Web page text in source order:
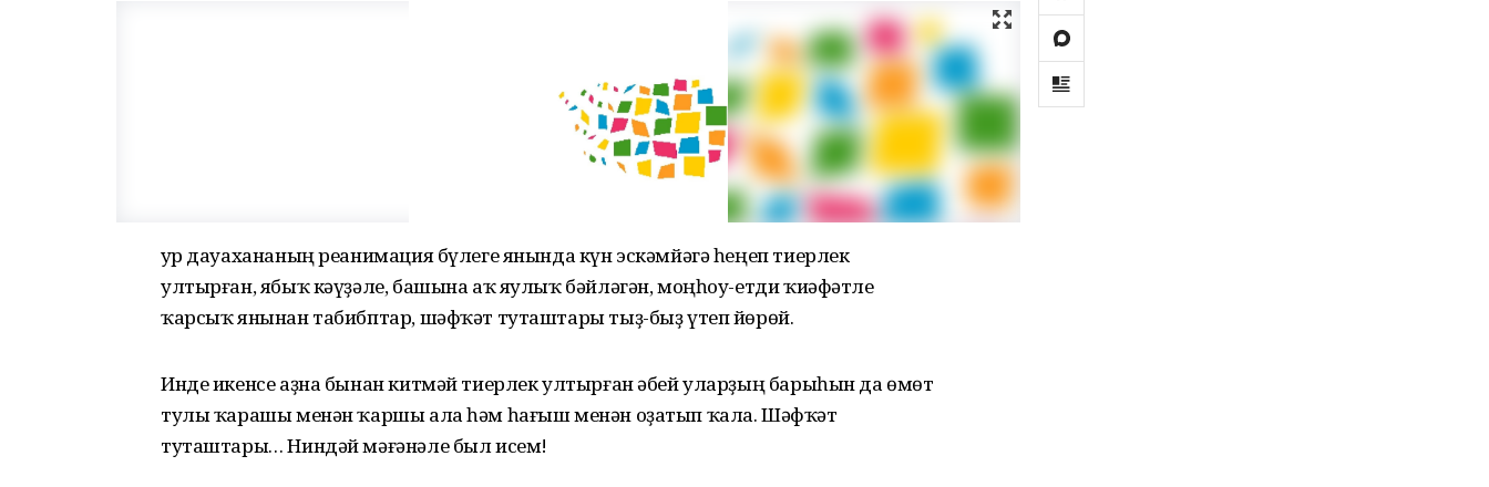
Ҙур дауахананың реанимация бүлеге янында күн эскәмйәгә һеңеп тиерлек
ултырған, ябыҡ кәүҙәле, башына аҡ яулыҡ бәйләгән, моңһоу-етди ҡиәфәтле
ҡарсыҡ янынан табибптар, шәфҡәт туташтары тыҙ-быҙ үтеп йөрөй.
Инде икенсе аҙна бынан китмәй тиерлек ултырған әбей уларҙың барыһын да өмөт
тулы ҡарашы менән ҡаршы ала һәм һағыш менән оҙатып ҡала. Шәфҡәт
туташтары… Ниндәй мәғәнәле был исем!